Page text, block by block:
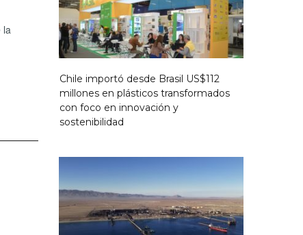
la
Chile importó desde Brasil US$112
millones en plásticos transformados
con foco en innovación y
sostenibilidad